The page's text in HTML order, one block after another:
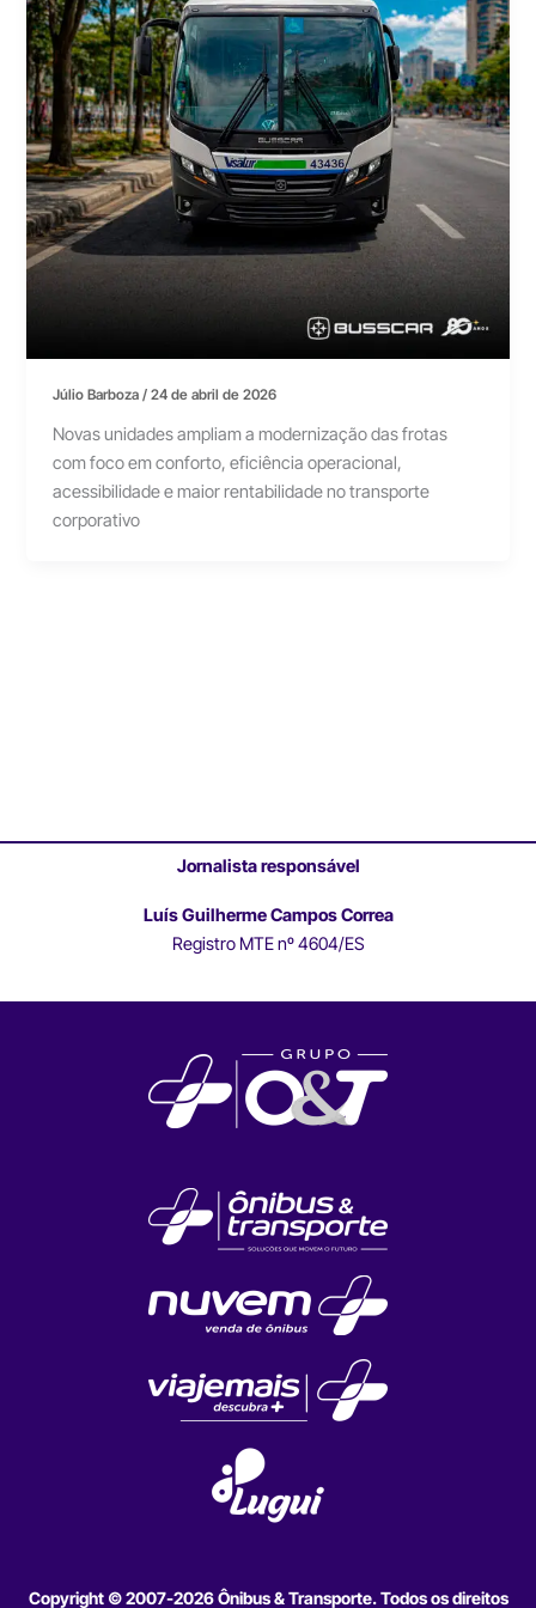
Júlio Barboza/24 de abril de 2026
Novas unidades ampliam a modernização das frotas
com foco em conforto, eficiência operacional,
acessibilidade e maior rentabilidade no transporte
corporativo
Jornalista responsável
Luís Guilherme Campos Correa
Registro MTE nº 4604/ES
Copyright © 2007-2026 Ônibus & Transporte. Todos os direitos